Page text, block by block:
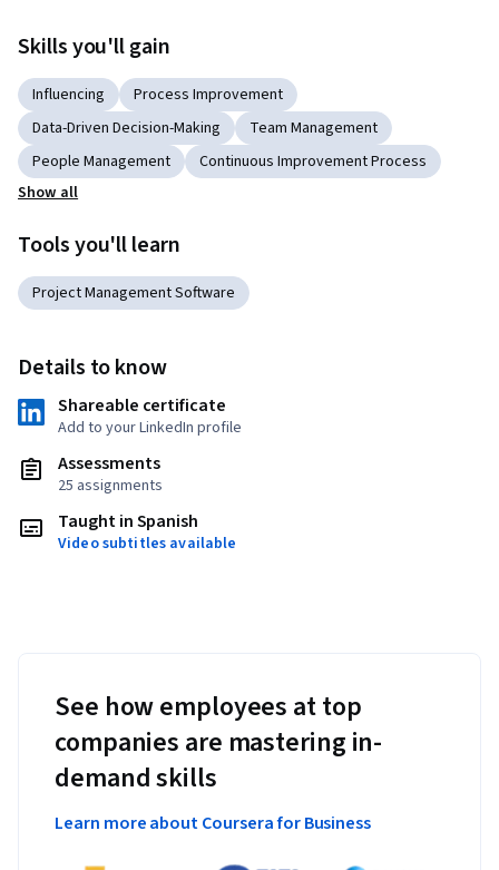
Skills you'll gain
Influencing
Process Improvement
Data-Driven Decision-Making
Team Management
People Management
Continuous Improvement Process
Show all
Tools you'll learn
Project Management Software
Details to know
Shareable certificate
Add to your LinkedIn profile
Assessments
25 assignments
Taught in Spanish
Video subtitles available
See how employees at top
companies are mastering in-
demand skills
Learn more about Coursera for Business